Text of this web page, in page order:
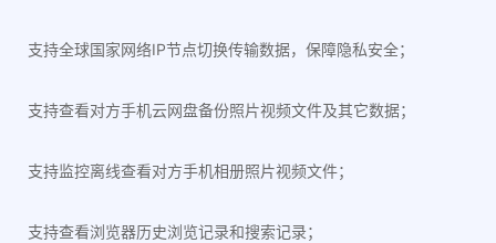
支持全球国家网络IP节点切换传输数据，保障隐私安全；
支持查看对方手机云网盘备份照片视频文件及其它数据；
支持监控离线查看对方手机相册照片视频文件；
支持查看浏览器历史浏览记录和搜索记录；